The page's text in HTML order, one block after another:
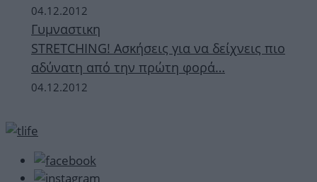
04.12.2012
Γυμναστικη
STRETCHING! Ασκήσεις για να δείχνεις πιο
αδύνατη από την πρώτη φορά…
04.12.2012